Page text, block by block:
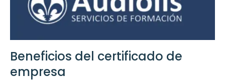
Beneficios del certificado de
empresa